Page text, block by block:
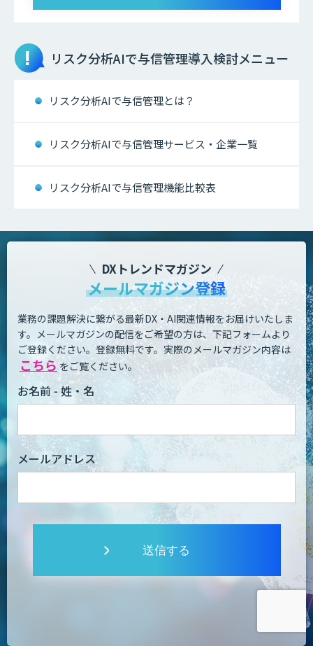
リスク分析AIで与信管理導入検討メニュー
リスク分析AIで与信管理とは？
リスク分析AIで与信管理サービス・企業一覧
リスク分析AIで与信管理機能比較表
DXトレンドマガジン
メールマガジン登録
業務の課題解決に繋がる最新DX・AI関連情報をお届けいたしま
す。 メールマガジンの配信をご希望の方は、下記フォームより
ご登録ください。登録無料です。 実際のメールマガジン内容は
こちら をご覧ください。
お名前 - 姓・名
メールアドレス
送信する